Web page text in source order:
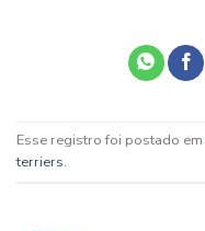
Esse registro foi postado em
terriers.